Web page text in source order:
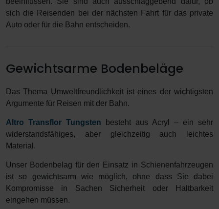
sich die Reisenden bei der nächsten Fahrt für das private
Auto oder für die Bahn entscheiden.
Gewichtsarme Bodenbeläge
Das Thema Umweltfreundlichkeit ist eines der wichtigsten
Argumente für Reisen mit der Bahn.
Altro Transflor Tungsten besteht aus Acryl – ein sehr
widerstandsfähiges, aber gleichzeitig auch leichtes
Material.
Unser Bodenbelag für den Einsatz in Schienenfahrzeugen
ist so gewichtsarm wie möglich, ohne dass Sie dabei
Kompromisse in Sachen Sicherheit oder Haltbarkeit
eingehen müssen.